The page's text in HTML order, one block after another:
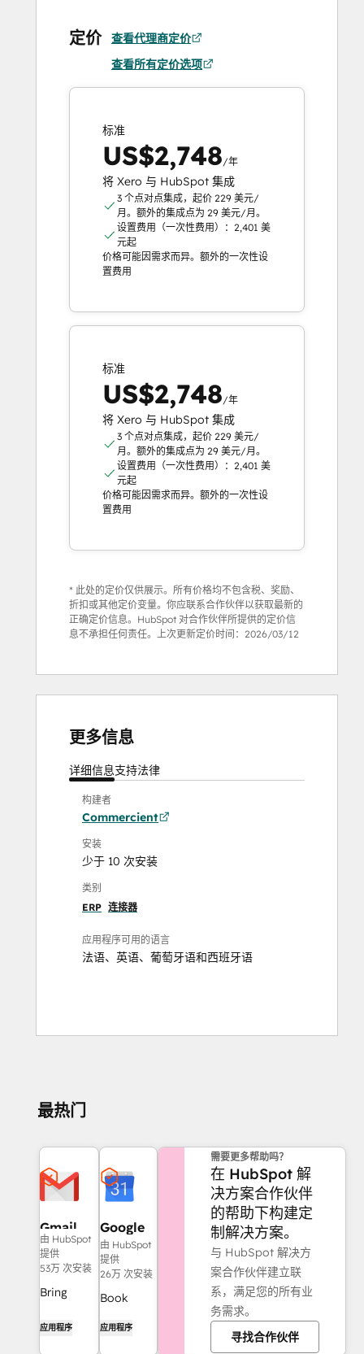
定价
查看代理商定价
查看所有定价选项
标准
US$2,748/年
将 Xero 与 HubSpot 集成
3 个点对点集成，起价 229 美元/
月。额外的集成点为 29 美元/月。
设置费用（一次性费用）：2,401 美
元起
价格可能因需求而异。额外的一次性设
置费用
标准
US$2,748/年
将 Xero 与 HubSpot 集成
3 个点对点集成，起价 229 美元/
月。额外的集成点为 29 美元/月。
设置费用（一次性费用）：2,401 美
元起
价格可能因需求而异。额外的一次性设
置费用
* 此处的定价仅供展示。所有价格均不包含税、奖励、
折扣或其他定价变量。你应联系合作伙伴以获取最新的
正确定价信息。HubSpot 对合作伙伴所提供的定价信
息不承担任何责任。上次更新定价时间： 2026/03/12
更多信息
详细信息支持法律
构建者
Commercient
安装
少于 10 次安装
类别
ERP 连接器
应用程序可用的语言
法语、 英语、 葡萄牙语和西班牙语
最热门
Gmail
由 HubSpot
提供
53万 次安装
Bring
to your
inbox with
应用程序
Google
Calendar
由 HubSpot
提供
26万 次安装
Book
quickly
应用程序
需要更多帮助吗？
在 HubSpot 解
决方案合作伙伴
的帮助下构建定
制解决方案。
与 HubSpot 解决方
案合作伙伴建立联
系，满足您的所有业
务需求。
寻找合作伙伴